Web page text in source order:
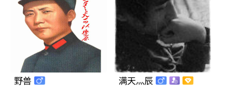
野兽 满天灬辰